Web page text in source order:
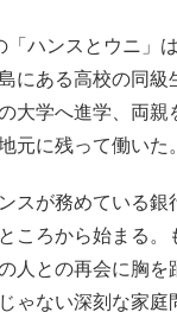
ハンスとウニ」
にある高校の同級
大学へ進学、両親
元に残って働いた。
スが務めている銀
ころから始まる。
人との再会に胸を
ゃない深刻な家庭